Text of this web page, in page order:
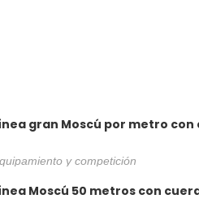
gran Moscú por metro con
y competición
Moscú 50 metros con